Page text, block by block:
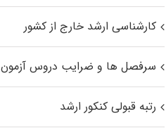
کارشناسی ارشد خارج از کشور
سرفصل ها و ضرایب دروس آزمون
رتبه قبولی کنکور ارشد